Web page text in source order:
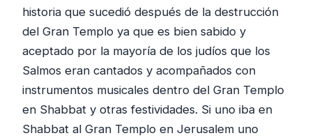
historia que sucedió después de la destrucción
del Gran Templo ya que es bien sabido y
aceptado por la mayoría de los judíos que los
Salmos eran cantados y acompañados con
instrumentos musicales dentro del Gran Templo
en Shabbat y otras festividades. Si uno iba en
Shabbat al Gran Templo en Jerusalem uno